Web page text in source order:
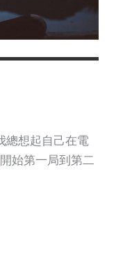
總想起自己在電
始第一局到第二